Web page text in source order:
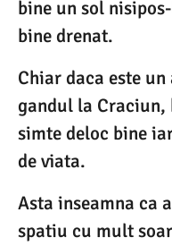
bine un sol
bine drenat.
Chiar daca este
gandul la
simte deloc bine
de viata.
Asta inseamna ca
spatiu cu mult